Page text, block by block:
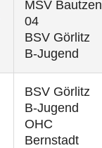
MSV Bautzen
04
BSV Görlitz
B-Jugend
BSV Görlitz
B-Jugend
OHC
Bernstadt